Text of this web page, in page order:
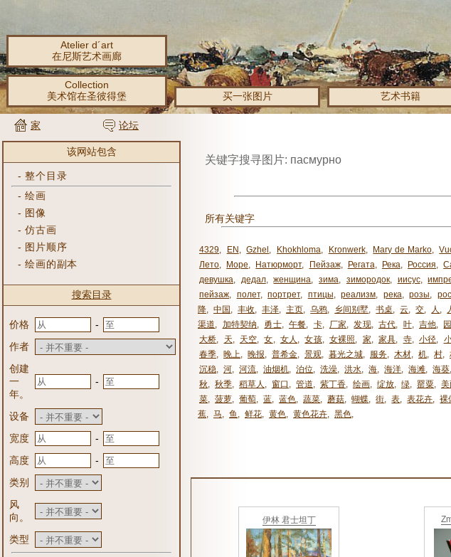
Atelier d´art
在尼斯艺术画廊
Collection
美术馆在圣彼得堡
买一张图片 艺术书籍
家 论坛
该网站包含
-整个目录
-绘画
- 图像
-仿古画
- 图片顺序
-绘画的副本
搜索目录
价格
-
作者
创建
一
年。
-
设备
宽度
-
高度
-
类别
风
向。
类型
关键字搜寻图片: пасмурно
所有关键字
4329, EN , Gzhel , Khokhloma, Kronwerk, Mary de Marko,
Лето, Море, Натюрморт, Пейзаж, Регата, Река, Россия,
девушка, дедал, женщина, зима, зимородок, иисус,
пейзаж, полет, портрет, птицы, реализм, река, розы,
降, 中国 , 丰收, 丰泽, 主页, 乌鸦, 乡间别墅, 书桌, 云, 交, 人 ,
渠道, 加特契纳, 勇士, 午餐, 卡, 厂家, 发现, 古代, 叶, 吉他,
大桥, 天, 天空, 女, 女人 , 女孩, 女裸照, 家, 家具, 寺, 小径,
春季, 晚上, 晚报, 普希金, 景观, 暮光之城, 服务, 木材, 机, 村,
沉稳, 河, 河流, 油烟机, 泊位, 洗澡, 洪水, 海, 海洋, 海滩, 海葵,
秋, 秋季, 稻草人 , 窗口 , 管道, 紫丁香, 绘画, 绽放, 绿, 罂粟,
菜, 菠萝, 葡萄, 蓝, 蓝色, 蔬菜, 蘑菇, 蝴蝶, 街, 表, 表花卉, 裸
蕉, 马, 鱼 , 鲜花, 黄色, 黄色花卉, 黑色,
伊林 君士坦丁